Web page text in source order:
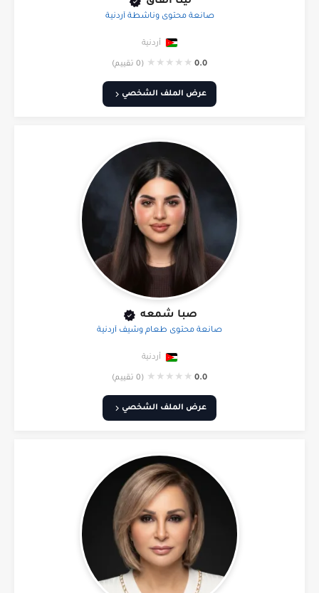
صانعة محتوى وناشطة أردنية
أردنية
0.0
★
★
★
★
★ (0 تقييم)
عرض الملف الشخصي
صبا شمعه
صانعة محتوى طعام وشيف أردنية
أردنية
0.0
★
★
★
★
★ (0 تقييم)
عرض الملف الشخصي